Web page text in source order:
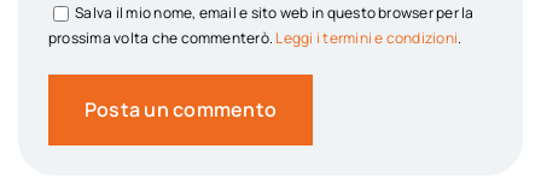
Salva il mio nome, email e sito web in questo browser per la
prossima volta che commenterò. Leggi i termini e condizioni.